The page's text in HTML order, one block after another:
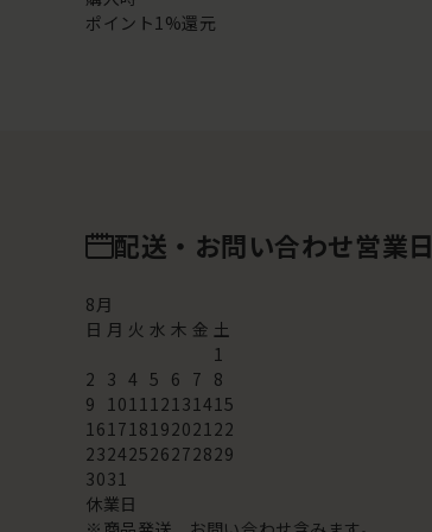
ポイント1%還元
配送・お問い合わせ営業日
8月
日 月 火 水 木 金 土
1
2 3 4 5 6 7 8
9 101112131415
16171819202122
23242526272829
3031
休業日